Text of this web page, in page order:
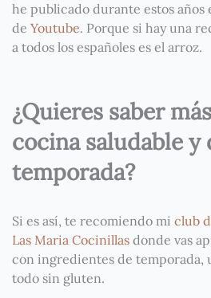
he publicado durante estos años
de Youtube. Porque si hay una
a todos los españoles es el arroz.
¿Quieres saber
cocina saludable y
temporada?
Si es así, te recomiendo mi club
Las Maria Cocinillas donde vas
con ingredientes de temporada,
todo sin gluten.